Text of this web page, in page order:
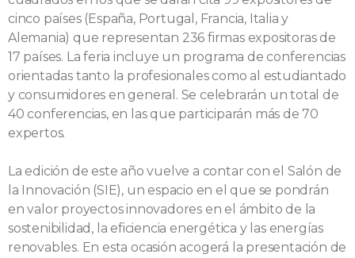
cinco países (España, Portugal, Francia, Italia y
Alemania) que representan 236 firmas expositoras de
17 países. La feria incluye un programa de conferencias
orientadas tanto la profesionales como al estudiantado
y consumidores en general. Se celebrarán un total de
40 conferencias, en las que participarán más de 70
expertos.
La edición de este año vuelve a contar con el Salón de
la Innovación (SIE), un espacio en el que se pondrán
en valor proyectos innovadores en el ámbito de la
sostenibilidad, la eficiencia energética y las energías
renovables. En esta ocasión acogerá la presentación de